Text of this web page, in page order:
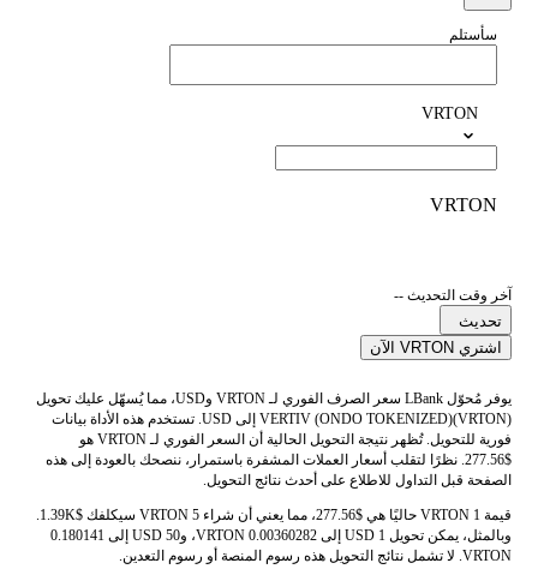
سأستلم
VRTON
VRTON
آخر وقت التحديث --
تحديث
اشتري VRTON الآن
يوفر مُحوّل LBank سعر الصرف الفوري لـ VRTON وUSD، مما يُسهّل عليك تحويل
VERTIV (ONDO TOKENIZED)(VRTON) إلى USD. تستخدم هذه الأداة بيانات
فورية للتحويل. تُظهر نتيجة التحويل الحالية أن السعر الفوري لـ VRTON هو
$277.56. نظرًا لتقلب أسعار العملات المشفرة باستمرار، ننصحك بالعودة إلى هذه
الصفحة قبل التداول للاطلاع على أحدث نتائج التحويل.
قيمة 1 VRTON حاليًا هي $277.56، مما يعني أن شراء 5 VRTON سيكلفك $1.39K.
وبالمثل، يمكن تحويل 1 USD إلى 0.00360282 VRTON، و50 USD إلى 0.180141
VRTON. لا تشمل نتائج التحويل هذه رسوم المنصة أو رسوم التعدين.